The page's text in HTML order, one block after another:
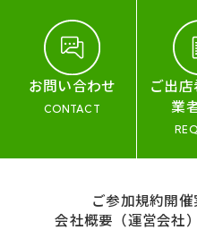
お問い合わせ
CONTACT
ご出
業
ご参加規約開催
会社概要（運営会社）